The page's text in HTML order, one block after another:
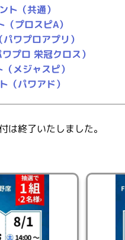
ト（共通）
プロスピA）
ワプロアプリ）
プロ 栄冠クロス）
メジャスピ）
（パワアド）
は終了いたしました。